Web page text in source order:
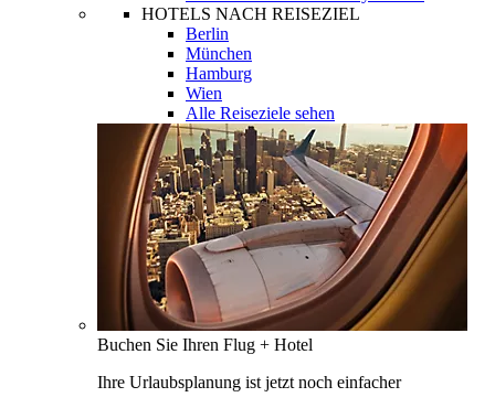
HOTELS NACH REISEZIEL
Berlin
München
Hamburg
Wien
Alle Reiseziele sehen
Buchen Sie Ihren Flug + Hotel
Ihre Urlaubsplanung ist jetzt noch einfacher